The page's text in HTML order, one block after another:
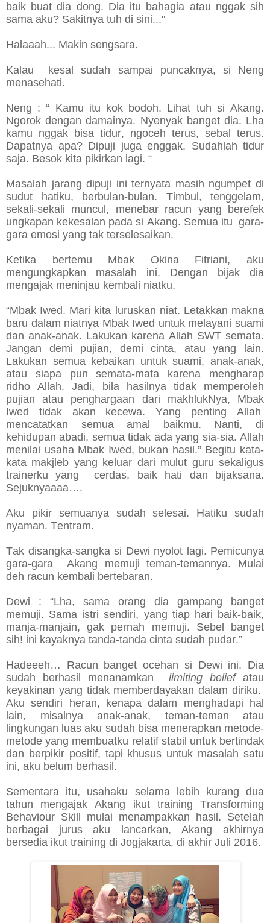
baik buat dia dong. Dia itu bahagia atau nggak sih
sama aku? Sakitnya tuh di sini..."
Halaaah... Makin sengsara.
Kalau kesal sudah sampai puncaknya, si Neng
menasehati.
Neng : “ Kamu itu kok bodoh. Lihat tuh si Akang.
Ngorok dengan damainya. Nyenyak banget dia. Lha
kamu nggak bisa tidur, ngoceh terus, sebal terus.
Dapatnya apa? Dipuji juga enggak. Sudahlah tidur
saja. Besok kita pikirkan lagi. “
Masalah jarang dipuji ini ternyata masih ngumpet di
sudut hatiku, berbulan-bulan. Timbul, tenggelam,
sekali-sekali muncul, menebar racun yang berefek
ungkapan kekesalan pada si Akang. Semua itu gara-
gara emosi yang tak terselesaikan.
Ketika bertemu Mbak Okina Fitriani, aku
mengungkapkan masalah ini. Dengan bijak dia
mengajak meninjau kembali niatku.
“Mbak Iwed. Mari kita luruskan niat. Letakkan makna
baru dalam niatnya Mbak Iwed untuk melayani suami
dan anak-anak. Lakukan karena Allah SWT semata.
Jangan demi pujian, demi cinta, atau yang lain.
Lakukan semua kebaikan untuk suami, anak-anak,
atau siapa pun semata-mata karena mengharap
ridho Allah. Jadi, bila hasilnya tidak memperoleh
pujian atau penghargaan dari makhlukNya, Mbak
Iwed tidak akan kecewa. Yang penting Allah
mencatatkan semua amal baikmu. Nanti, di
kehidupan abadi, semua tidak ada yang sia-sia. Allah
menilai usaha Mbak Iwed, bukan hasil.” Begitu kata-
kata makjleb yang keluar dari mulut guru sekaligus
trainerku yang cerdas, baik hati dan bijaksana.
Sejuknyaaaa….
Aku pikir semuanya sudah selesai. Hatiku sudah
nyaman. Tentram.
Tak disangka-sangka si Dewi nyolot lagi. Pemicunya
gara-gara Akang memuji teman-temannya. Mulai
deh racun kembali bertebaran.
Dewi : “Lha, sama orang dia gampang banget
memuji. Sama istri sendiri, yang tiap hari baik-baik,
manja-manjain, gak pernah memuji. Sebel banget
sih! ini kayaknya tanda-tanda cinta sudah pudar.”
Hadeeeh… Racun banget ocehan si Dewi ini. Dia
sudah berhasil menanamkan
limiting beliefatau
keyakinan yang tidak memberdayakan dalam diriku.
Aku sendiri heran, kenapa dalam menghadapi hal
lain, misalnya anak-anak, teman-teman atau
lingkungan luas aku sudah bisa menerapkan metode-
metode yang membuatku relatif stabil untuk bertindak
dan berpikir positif, tapi khusus untuk masalah satu
ini, aku belum berhasil.
Sementara itu, usahaku selama lebih kurang dua
tahun mengajak Akang ikut training Transforming
Behaviour Skill mulai menampakkan hasil. Setelah
berbagai jurus aku lancarkan, Akang akhirnya
bersedia ikut training di Jogjakarta, di akhir Juli 2016.